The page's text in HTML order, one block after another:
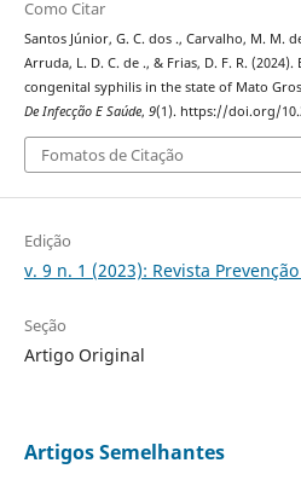
Como Citar
Santos Júnior, G. C. dos ., Carvalho, M. M.
Arruda, L. D. C. de ., & Frias, D. F. R.
congenital syphilis in the state of Mato
De Infecção E Saúde, 9(1). https://doi.org/
Fomatos de Citação
Edição
v. 9 n. 1 (2023): Revista
Seção
Artigo Original
Artigos Semelhantes